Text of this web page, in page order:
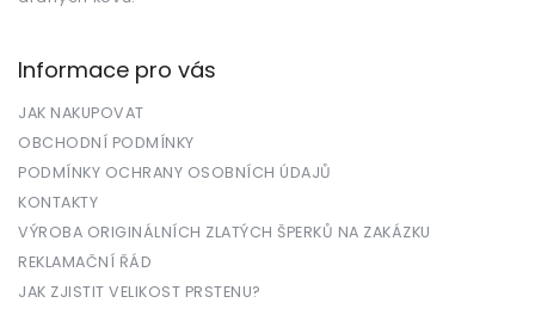
Informace pro vás
JAK NAKUPOVAT
OBCHODNÍ PODMÍNKY
PODMÍNKY OCHRANY OSOBNÍCH ÚDAJŮ
KONTAKTY
VÝROBA ORIGINÁLNÍCH ZLATÝCH ŠPERKŮ NA ZAKÁZKU
REKLAMAČNÍ ŘÁD
JAK ZJISTIT VELIKOST PRSTENU?